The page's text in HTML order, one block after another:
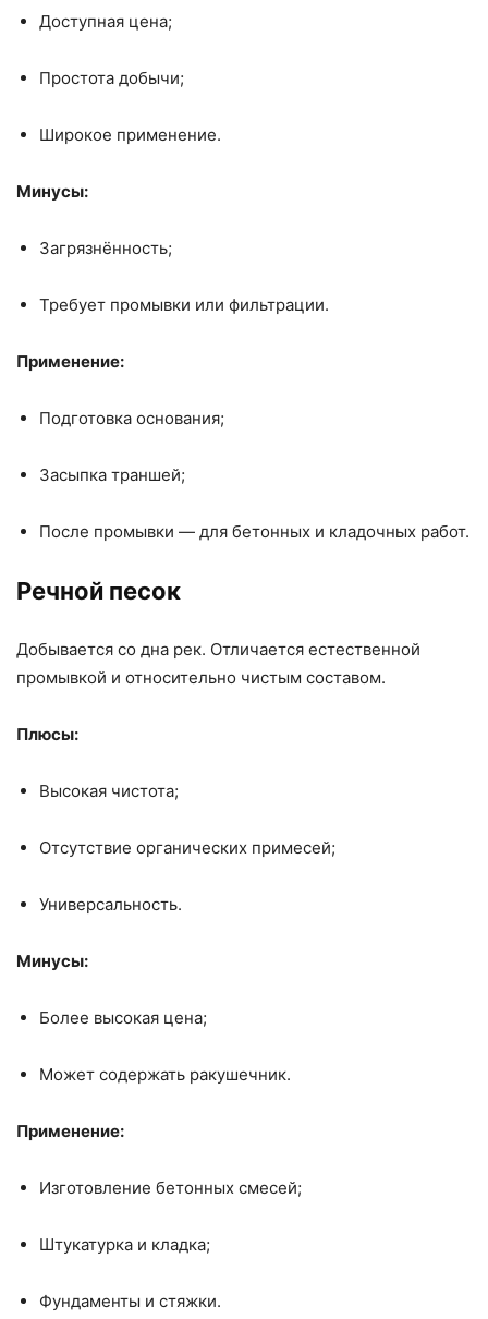
Доступная цена;
Простота добычи;
Широкое применение.
Минусы:
Загрязнённость;
Требует промывки или фильтрации.
Применение:
Подготовка основания;
Засыпка траншей;
После промывки — для бетонных и кладочных работ.
Речной песок
Добывается со дна рек. Отличается естественной
промывкой и относительно чистым составом.
Плюсы:
Высокая чистота;
Отсутствие органических примесей;
Универсальность.
Минусы:
Более высокая цена;
Может содержать ракушечник.
Применение:
Изготовление бетонных смесей;
Штукатурка и кладка;
Фундаменты и стяжки.